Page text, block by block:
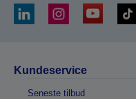
Kundeservice
Seneste tilbud